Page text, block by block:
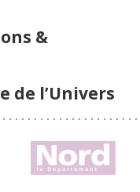
&
de l’Univers